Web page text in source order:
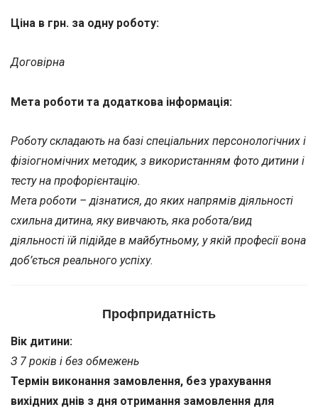
Ціна в грн. за одну роботу:
Договірна
Мета роботи та додаткова інформація:
Роботу складають на базі спеціальних персонологічних і
фізіогномічних методик, з використанням фото дитини і
тесту на профорієнтацію.
Мета роботи – дізнатися, до яких напрямів діяльності
схильна дитина, яку вивчають, яка робота/вид
діяльності їй підійде в майбутньому, у якій професії вона
доб’ється реального успіху.
Профпридатність
Вік дитини:
З 7 років і без обмежень
Термін виконання замовлення, без урахування
вихідних днів з дня отримання замовлення для